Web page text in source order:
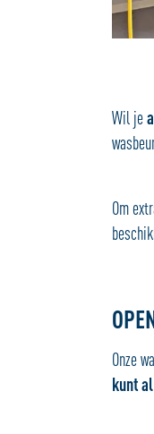
Wil je
Om
Onze
kunt